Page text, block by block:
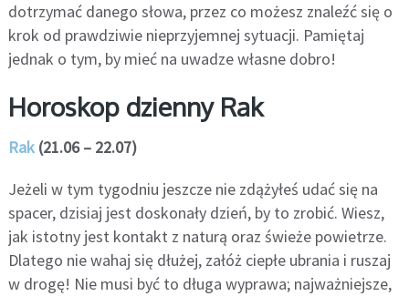
dotrzymać danego słowa, przez co możesz znaleźć się o
krok od prawdziwie nieprzyjemnej sytuacji. Pamiętaj
jednak o tym, by mieć na uwadze własne dobro!
Horoskop dzienny Rak
Rak(21.06 – 22.07)
Jeżeli w tym tygodniu jeszcze nie zdążyłeś udać się na
spacer, dzisiaj jest doskonały dzień, by to zrobić. Wiesz,
jak istotny jest kontakt z naturą oraz świeże powietrze.
Dlatego nie wahaj się dłużej, załóż ciepłe ubrania i ruszaj
w drogę! Nie musi być to długa wyprawa; najważniejsze,